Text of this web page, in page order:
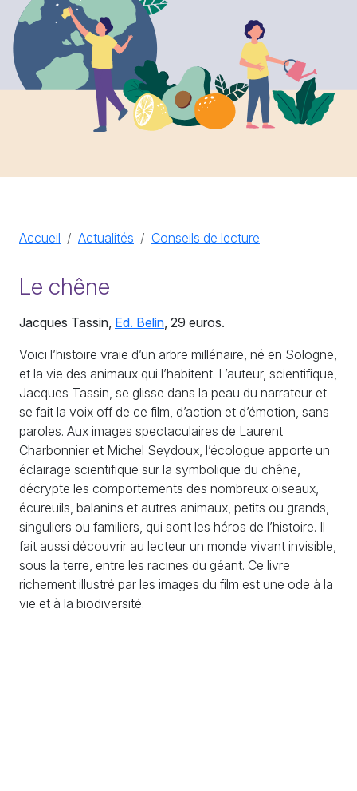
Accueil Actualités Conseils de lecture
Le chêne
Jacques Tassin, Ed. Belin, 29 euros.
Voici l’histoire vraie d’un arbre millénaire, né en Sologne,
et la vie des animaux qui l’habitent. L’auteur, scientifique,
Jacques Tassin, se glisse dans la peau du narrateur et
se fait la voix off de ce film, d’action et d’émotion, sans
paroles. Aux images spectaculaires de Laurent
Charbonnier et Michel Seydoux, l’écologue apporte un
éclairage scientifique sur la symbolique du chêne,
décrypte les comportements des nombreux oiseaux,
écureuils, balanins et autres animaux, petits ou grands,
singuliers ou familiers, qui sont les héros de l’histoire. Il
fait aussi découvrir au lecteur un monde vivant invisible,
sous la terre, entre les racines du géant. Ce livre
richement illustré par les images du film est une ode à la
vie et à la biodiversité.